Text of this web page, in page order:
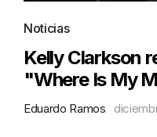
Noticias
Kelly Clarkson
"Where Is My
Eduardo Ramos